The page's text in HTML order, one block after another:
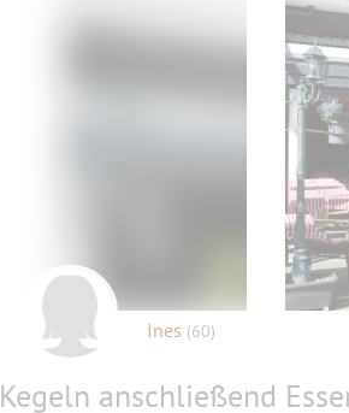
Ines (60)
Kegeln anschließend